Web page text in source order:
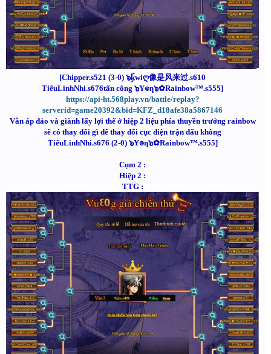
[Chipper.s521 (3-0) ๖ۣۜkwiღ像是风来过.s610
TiểuLinhNhi.s676tấn công ๖Y๏ƞ๖✿Rainbow™.s555]
https://api-ht.568play.vn/battle/replay?
serverid=game20392&bid=KFZ_d18afe38a5867146
Vẫn áp đảo và giành lấy lợi thế ở hiệp 2 liệu phía thuyền trưởng rainbow
sẽ có thay đổi gì để thay đổi cục diện trận đấu không
TiểuLinhNhi.s676 (2-0) ๖Y๏ƞ๖✿Rainbow™.s555]
Cụm 2 :
Hiệp 2 :
TTG :